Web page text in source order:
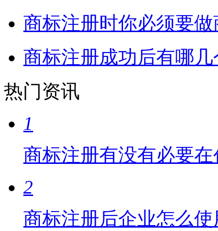
商标注册时你必须要
商标注册成功后有哪
热门资讯
1
商标注册有没有必要
2
商标注册后企业怎么